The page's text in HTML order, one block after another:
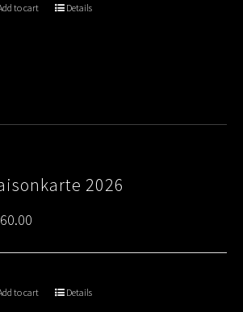
to cart Details
2026
to cart Details